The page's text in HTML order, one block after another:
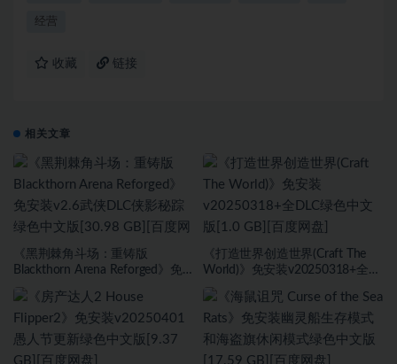
经营
收藏 链接
相关文章
《黑荆棘角斗场：重铸版
Blackthorn Arena Reforged》免
文版[30.98 GB][百度网盘]
《打造世界创造世界(Craft The
World)》免安装v20250318+全
盘]